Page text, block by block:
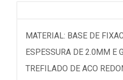
MATERIAL: BASE DE
ESPESSURA DE 2.0MM E
TREFILADO DE ACO